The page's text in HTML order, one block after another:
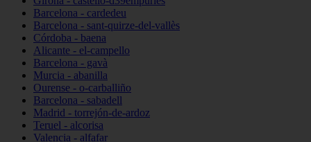
Barcelona - cardedeu
Barcelona - sant-quirze-del-vallès
Córdoba - baena
Alicante - el-campello
Barcelona - gavà
Murcia - abanilla
Ourense - o-carballiño
Barcelona - sabadell
Madrid - torrejón-de-ardoz
Teruel - alcorisa
Valencia - alfafar